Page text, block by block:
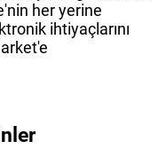
her yerine
ihtiyaçlarını